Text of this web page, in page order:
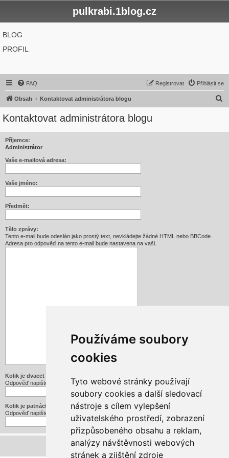
Používáme soubory
cookies
Tyto webové stránky používají
soubory cookies a další sledovací
nástroje s cílem vylepšení
uživatelského prostředí, zobrazení
přizpůsobeného obsahu a reklam,
analýzy návštěvnosti webových
stránek a zjištění zdroje
pulkrabi.1blog.cz
BLOG
PROFIL
FAQ Přihlásit se
Registrovat
Obsah Kontaktovat administrátora blogu
Kontaktovat administrátora blogu
Příjemce:
Administrátor
Vaše e-mailová adresa:
Vaše jméno:
Předmět:
Tělo zprávy:
Tento e-mail bude odeslán jako prostý text, nevkládejte žádné HTML nebo BBCode.
Adresa pro odpověď na tento e-mail bude nastavena na vaši.
Kolik je dvacet jedna děleno třemi
Odpověď napište slovy
Kolik je patnáct mínus pět
Odpověď napište slovy